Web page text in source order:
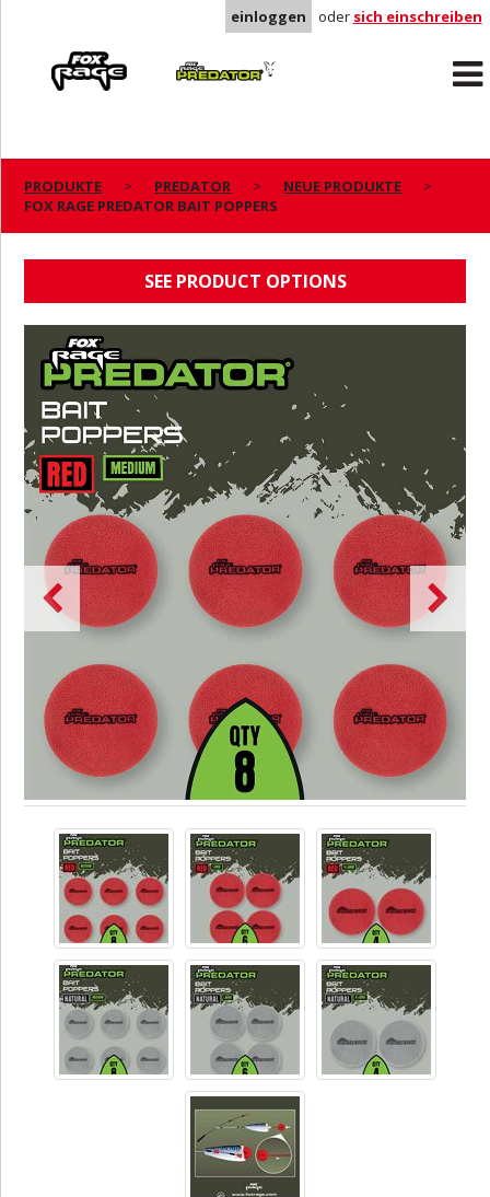
einloggen oder sich einschreiben
Predator
PRODUKTE PREDATOR
NEUE PRODUKTE
FOX RAGE PREDATOR BAIT POPPERS
SEE PRODUCT OPTIONS